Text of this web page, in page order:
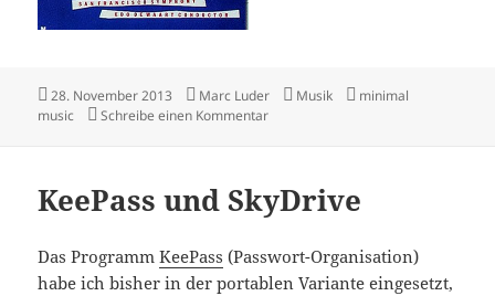
Veröffentlicht
am
28. November 2013 Autor
Marc Luder Kategorien
Musik Schlagwörter
minimal
music
Schreibe einen Kommentarzu John Adams: The Chairman
KeePass und SkyDrive
Das ProgrammKeePass (Passwort-Organisation)
habe ich bisher in der portablen Variante eingesetzt,